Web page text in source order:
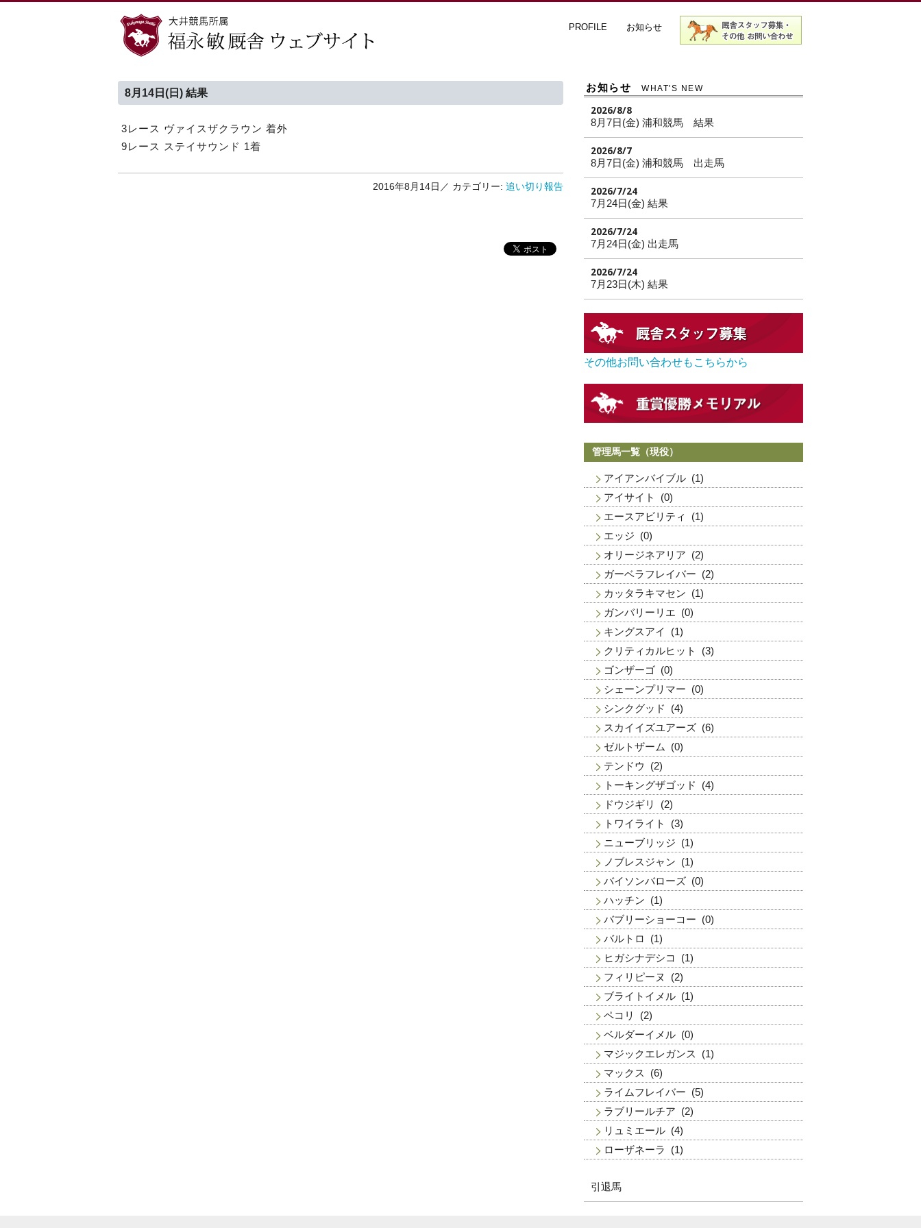
PROFILE お知らせ
8月14日(日) 結果
3レース ヴァイスザクラウン 着外
9レース ステイサウンド 1着
2016年8月14日／ カテゴリー: 追い切り報告
お知らせ WHAT'S NEW
2026/8/8
8月7日(金) 浦和競馬 結果
2026/8/7
8月7日(金) 浦和競馬 出走馬
2026/7/24
7月24日(金) 結果
2026/7/24
7月24日(金) 出走馬
2026/7/24
7月23日(木) 結果
その他お問い合わせもこちらから
管理馬一覧（現役）
アイアンバイブル (1)
アイサイト
(0)
エースアビリティ
(1)
エッジ (0)
オリージネアリア (2)
ガーベラフレイバー (2)
カッタラキマセン (1)
ガンバリーリエ (0)
キングスアイ
(1)
クリティカルヒット
(3)
ゴンザーゴ (0)
シェーンプリマー (0)
シンクグッド
(4)
スカイイズユアーズ (6)
ゼルトザーム
(0)
テンドウ
(2)
トーキングザゴッド
(4)
ドウジギリ
(2)
トワイライト
(3)
ニューブリッジ (1)
ノブレスジャン (1)
バイソンバローズ (0)
ハッチン (1)
バブリーショーコー (0)
バルトロ
(1)
ヒガシナデシコ
(1)
フィリピーヌ
(2)
ブライトイメル (1)
ペコリ
(2)
ベルダーイメル (0)
マジックエレガンス
(1)
マックス
(6)
ライムフレイバー (5)
ラブリールチア (2)
リュミエール (4)
ローザネーラ
(1)
引退馬